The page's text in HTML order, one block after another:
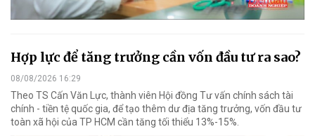
Hợp lực để tăng trưởng cần vốn đầu tư ra sao?
08/08/2026 16:29
Theo TS Cấn Văn Lực, thành viên Hội đồng Tư vấn chính sách tài
chính - tiền tệ quốc gia, để tạo thêm dư địa tăng trưởng, vốn đầu tư
toàn xã hội của TP HCM cần tăng tối thiểu 13%-15%.